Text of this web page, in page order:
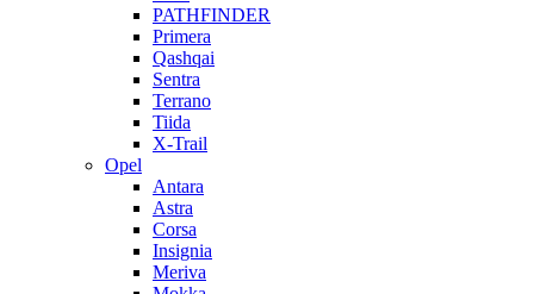
PATHFINDER
Primera
Qashqai
Sentra
Terrano
Tiida
X-Trail
Opel
Antara
Astra
Corsa
Insignia
Meriva